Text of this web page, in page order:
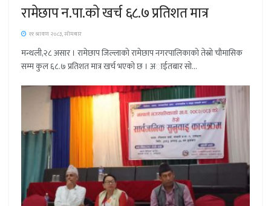
रामेछाप न.पा.काे खर्च ६८.७ प्रतिशत मात्र
११ श्रावण २०८३, सोमबार
मन्थली,२८ असार । रामेछाप जिल्लाकाे रामेछाप नगरपालिकाकाे तेस्राे चाैमासिक
सम्म कुल ६८.७ प्रतिशत मात्र खर्च भएकाे छ । अाईतबार साे...